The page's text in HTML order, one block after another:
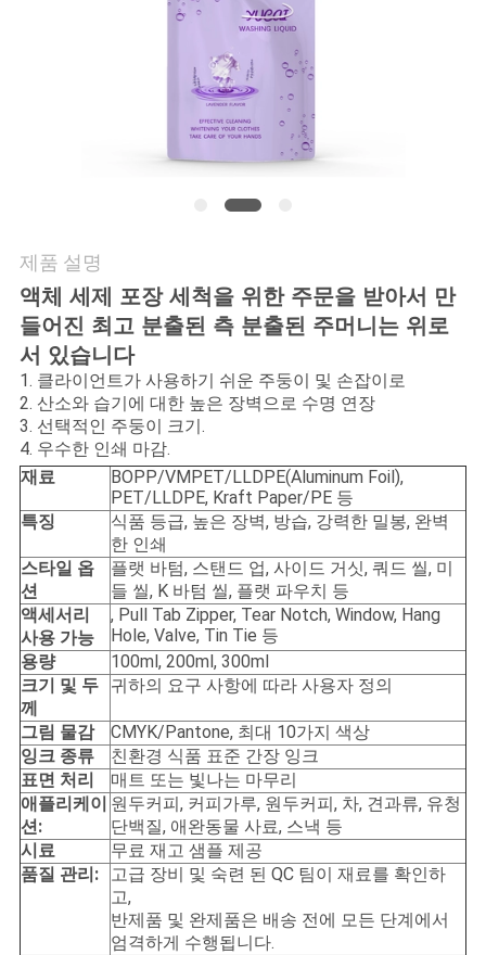
용
문
을
요
구
하
세
요
사
이
트
맵
PRIVACY
제품 설명
액체 세제 포장 세척을 위한 주문을 받아서 만
들어진 최고 분출된 측 분출된 주머니는 위로
서 있습니다
1. 클라이언트가 사용하기 쉬운 주둥이 및 손잡이로
2. 산소와 습기에 대한 높은 장벽으로 수명 연장
3. 선택적인 주둥이 크기.
4. 우수한 인쇄 마감.
재료
BOPP/VMPET/LLDPE(Aluminum Foil),
PET/LLDPE, Kraft Paper/PE 등
특징
식품 등급, 높은 장벽, 방습, 강력한 밀봉, 완벽
한 인쇄
스타일 옵
션
플랫 바텀, 스탠드 업, 사이드 거싯, 쿼드 씰, 미
들 씰, K 바텀 씰, 플랫 파우치 등
액세서리
사용 가능
, Pull Tab Zipper, Tear Notch, Window, Hang
Hole, Valve, Tin Tie 등
용량
100ml, 200ml, 300ml
크기 및 두
께
귀하의 요구 사항에 따라 사용자 정의
그림 물감
CMYK/Pantone, 최대 10가지 색상
잉크 종류
친환경 식품 표준 간장 잉크
표면 처리
매트 또는 빛나는 마무리
애플리케이
션:
원두커피, 커피가루, 원두커피, 차, 견과류, 유청
단백질, 애완동물 사료, 스낵 등
시료
무료 재고 샘플 제공
품질 관리:
고급 장비 및 숙련 된 QC 팀이 재료를 확인하
고,
반제품 및 완제품은 배송 전에 모든 단계에서
엄격하게 수행됩니다.